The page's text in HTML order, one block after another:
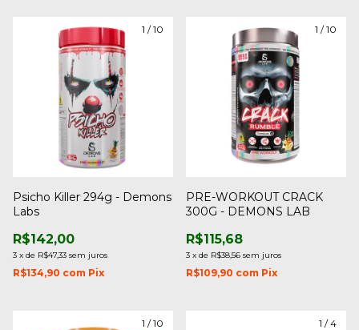
1 /10
Psicho Killer 294g - Demons
Labs
R$142,00
3 x de R$47,33 sem juros
R$134,90 com Pix
1 /10
PRE-WORKOUT CRACK
300G - DEMONS LAB
R$115,68
3 x de R$38,56 sem juros
R$109,90 com Pix
1 /10 1 /4